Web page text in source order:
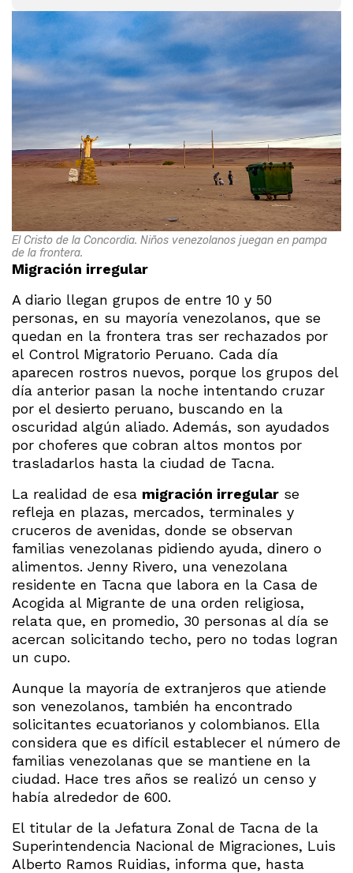
El Cristo de la Concordia. Niños venezolanos juegan en pampa
de la frontera.
Migración irregular
A diario llegan grupos de entre 10 y 50
personas, en su mayoría venezolanos, que se
quedan en la frontera tras ser rechazados por
el Control Migratorio Peruano. Cada día
aparecen rostros nuevos, porque los grupos del
día anterior pasan la noche intentando cruzar
por el desierto peruano, buscando en la
oscuridad algún aliado. Además, son ayudados
por choferes que cobran altos montos por
trasladarlos hasta la ciudad de Tacna.
La realidad de esa migración irregular se
refleja en plazas, mercados, terminales y
cruceros de avenidas, donde se observan
familias venezolanas pidiendo ayuda, dinero o
alimentos. Jenny Rivero, una venezolana
residente en Tacna que labora en la Casa de
Acogida al Migrante de una orden religiosa,
relata que, en promedio, 30 personas al día se
acercan solicitando techo, pero no todas logran
un cupo.
Aunque la mayoría de extranjeros que atiende
son venezolanos, también ha encontrado
solicitantes ecuatorianos y colombianos. Ella
considera que es difícil establecer el número de
familias venezolanas que se mantiene en la
ciudad. Hace tres años se realizó un censo y
había alrededor de 600.
El titular de la Jefatura Zonal de Tacna de la
Superintendencia Nacional de Migraciones, Luis
Alberto Ramos Ruidias, informa que, hasta